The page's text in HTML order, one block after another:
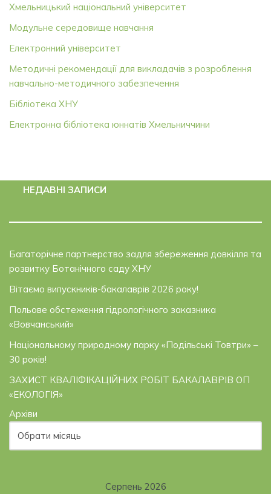
Хмельницький національний університет
Модульне середовище навчання
Електронний університет
Методичні рекомендації для викладачів з розроблення
навчально-методичного забезпечення
Бібліотека ХНУ
Електронна бібліотека юннатів Хмельниччини
НЕДАВНІ ЗАПИСИ
Багаторічне партнерство задля збереження довкілля та
розвитку Ботанічного саду ХНУ
Вітаємо випускників-бакалаврів 2026 року!
Польове обстеження гідрологічного заказника
«Вовчанський»
Національному природному парку «Подільські Товтри» –
30 років!
ЗАХИСТ КВАЛІФІКАЦІЙНИХ РОБІТ БАКАЛАВРІВ ОП
«ЕКОЛОГІЯ»
Архіви
Серпень 2026